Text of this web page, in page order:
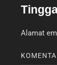
Alamat